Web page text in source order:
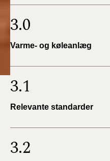
3.0
Varme- og køleanlæg
3.1
Relevante standarder
3.2